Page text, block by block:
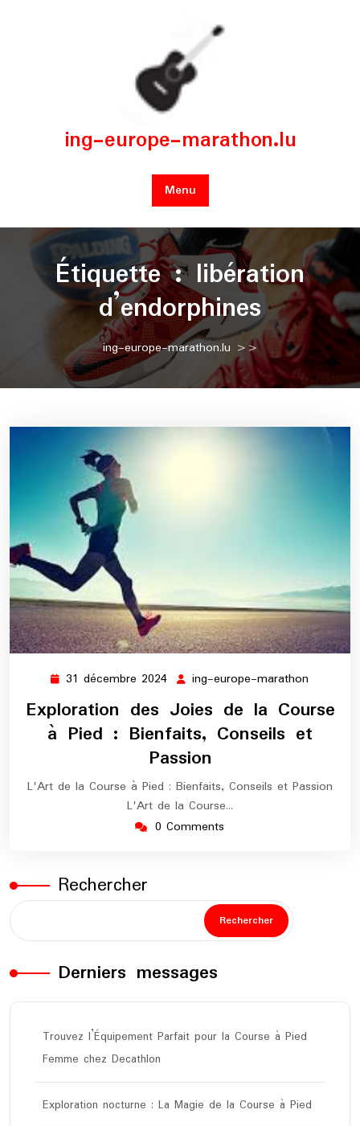
ing-europe-marathon.lu
Menu
Étiquette : libération
d’endorphines
ing-europe-marathon.lu >>
31 décembre 2024 31
décembre
2024
ing-europe-marathon
marathon
Exploration des Joies de la Course
à Pied : Bienfaits, Conseils et
Passion
L'Art de la Course à Pied : Bienfaits, Conseils et Passion
L'Art de la Course…
0 Comments
Rechercher
Rechercher
Derniers messages
Trouvez l’Équipement Parfait pour la Course à Pied
Femme chez Decathlon
Exploration nocturne : La Magie de la Course à Pied